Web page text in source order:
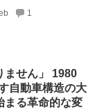
1
ません」 1980
自動車構造の大
まる革命的な変